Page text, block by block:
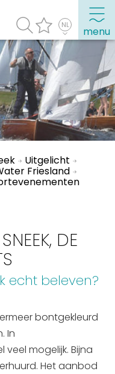
menu
Uitgelicht
Friesland
DE
echt beleven?
bontgekleurd
In
mogelijk. Bijna
Het aanbod